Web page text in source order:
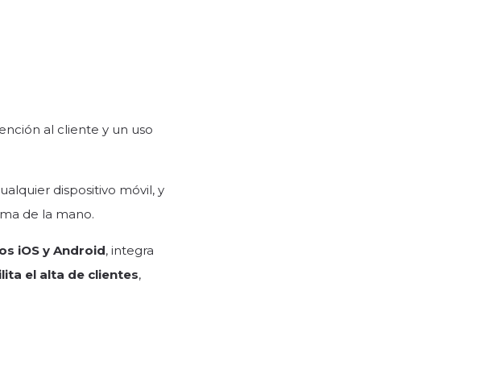
al cliente y un uso
dispositivo móvil, y
de la mano.
iOS y Android, integra
el alta de clientes,